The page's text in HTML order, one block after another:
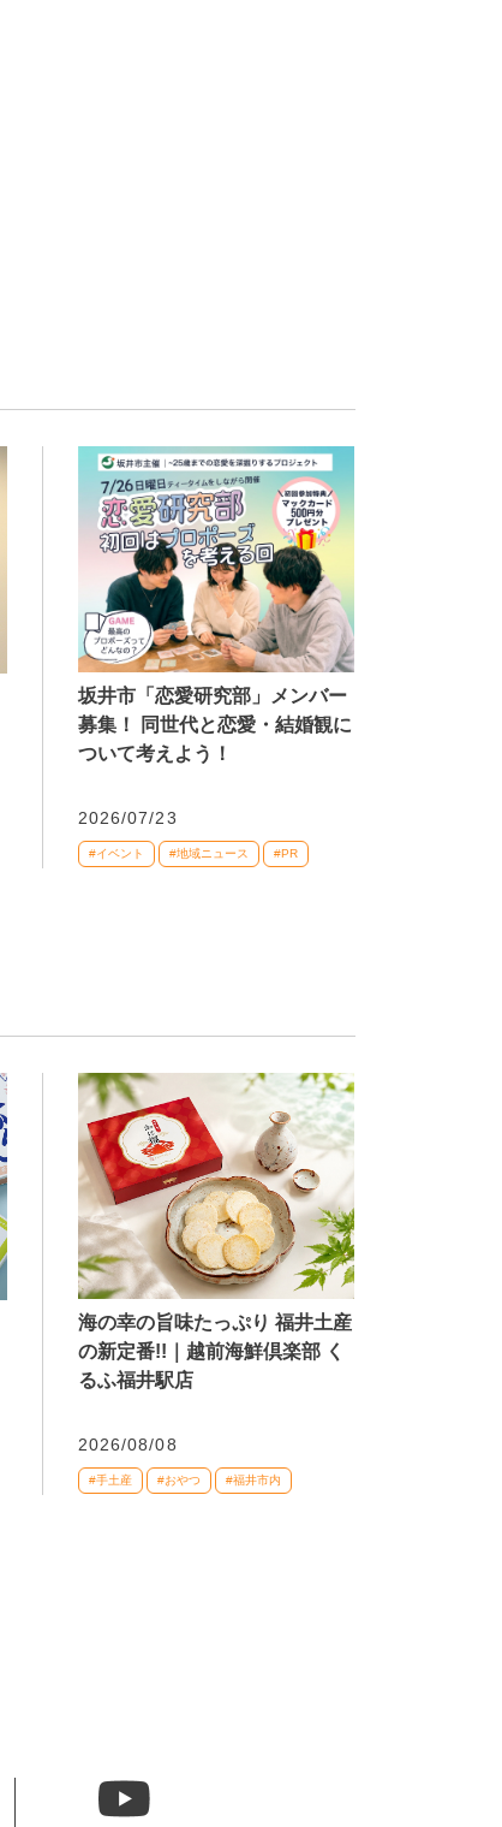
坂井市「恋愛研究部」メンバー
募集！ 同世代と恋愛・結婚観に
ついて考えよう！
2026/07/23
#イベント #地域ニュース #PR
海の幸の旨味たっぷり 福井土産
の新定番!!｜越前海鮮倶楽部 く
るふ福井駅店
2026/08/08
#手土産 #おやつ #福井市内